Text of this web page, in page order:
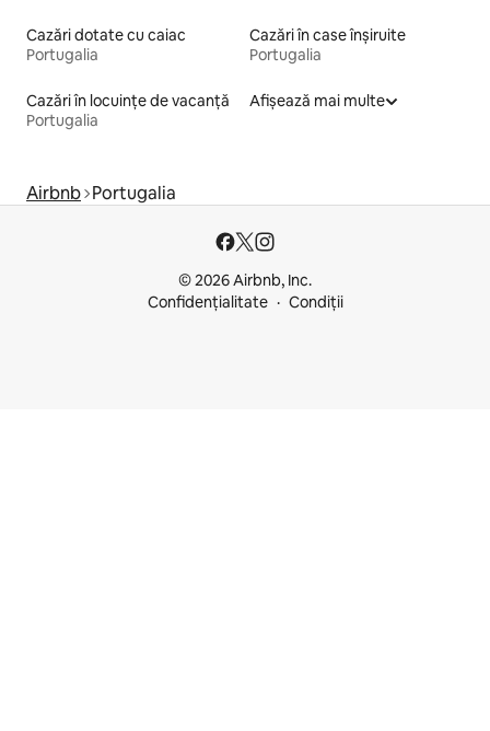
Cazări dotate cu caiac
Portugalia
Cazări în case înșiruite
Portugalia
Cazări în locuințe de vacanță
Portugalia
Afișează mai multe
Airbnb Portugalia
© 2026 Airbnb, Inc.
Confidențialitate
Condiții